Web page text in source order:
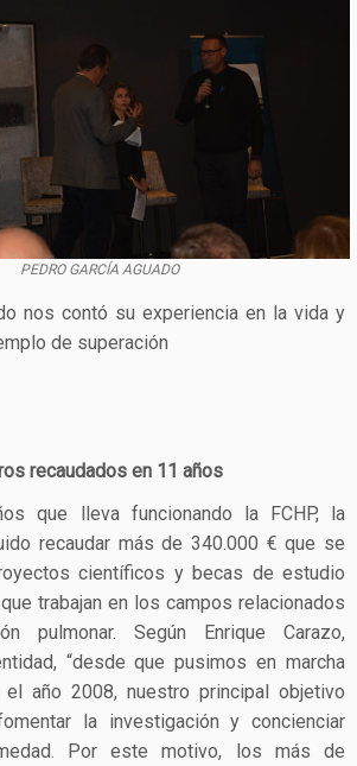
AGUADO
nos contó su experiencia en la vida y
de superación
recaudados en 11 años
que lleva funcionando la FCHP, la
recaudar más de 340.000 € que se
científicos y becas de estudio
trabajan en los campos relacionados
pulmonar. Según Enrique Carazo,
“desde que pusimos en marcha
año 2008, nuestro principal objetivo
la investigación y concienciar
Por este motivo, los más de